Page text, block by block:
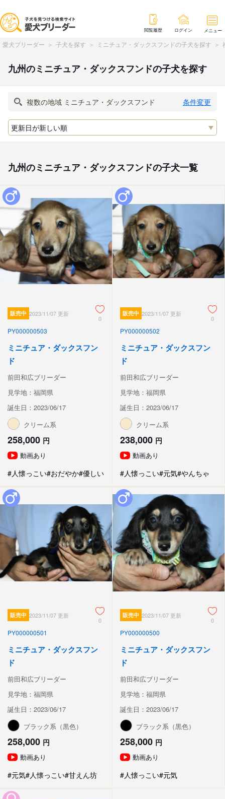
閲覧履歴 ログイン メニュー
愛犬ブリーダー 子犬を探す ミニチュア・ダックスフンドの子犬を探す
九州のミニチュア・ダックスフンドの子犬を探す
条件変更
九州のミニチュア・ダックスフンドの子犬一覧
販売中 2023/11/07 更新
0
PY000000503
ミニチュア・ダックスフン
ド
前田和広ブリーダー
見学地：福岡県
誕生日：2023/06/17
クリーム系
258,000 円
動画あり
#人懐っこい#おだやか#優しい
販売中 2023/11/07 更新
0
PY000000502
ミニチュア・ダックスフン
ド
前田和広ブリーダー
見学地：福岡県
誕生日：2023/06/17
クリーム系
238,000 円
動画あり
#人懐っこい#元気#やんちゃ
販売中 2023/11/07 更新
0
PY000000501
ミニチュア・ダックスフン
ド
前田和広ブリーダー
見学地：福岡県
誕生日：2023/06/17
ブラック系（黒色）
258,000 円
動画あり
#元気#人懐っこい#甘えん坊
販売中 2023/11/07 更新
0
PY000000500
ミニチュア・ダックスフン
ド
前田和広ブリーダー
見学地：福岡県
誕生日：2023/06/17
ブラック系（黒色）
258,000 円
動画あり
#人懐っこい#元気